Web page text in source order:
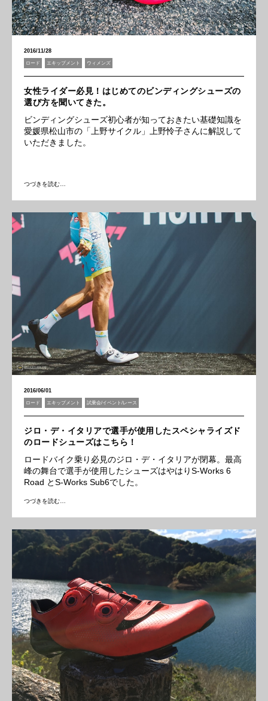
2016/11/28
ロード エキップメント ウィメンズ
女性ライダー必見！はじめてのビンディングシューズの
選び方を聞いてきた。
ビンディングシューズ初心者が知っておきたい基礎知識を
愛媛県松山市の「上野サイクル」上野怜子さんに解説して
いただきました。
つづきを読む…
2016/06/01
ロード エキップメント 試乗会/イベント/レース
ジロ・デ・イタリアで選手が使用したスペシャライズド
のロードシューズはこちら！
ロードバイク乗り必見のジロ・デ・イタリアが閉幕。最高
峰の舞台で選手が使用したシューズはやはりS-Works 6
Road とS-Works Sub6でした。
つづきを読む…